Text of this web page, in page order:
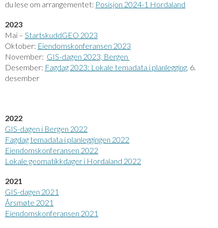
du lese om arrangementet: Posisjon 2024-1 Hordaland
2023
Mai – StartskuddGEO 2023
Oktober: Eiendomskonferansen 2023
November: GIS-dagen 2023, Bergen
Desember: Fagdag 2023: Lokale temadata i planlegging, 6.
desember
2022
GIS-dagen i Bergen 2022
Fagdag temadata i planleggingen 2022
Eiendomskonferansen 2022
Lokale geomatikkdager i Hordaland 2022
2021
GIS-dagen 2021
Årsmøte 2021
Eiendomskonferansen 2021